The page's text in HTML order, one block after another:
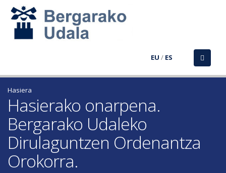
EU / ES
Hasiera
Hasierako onarpena.
Bergarako Udaleko
Dirulaguntzen Ordenantza
Orokorra.